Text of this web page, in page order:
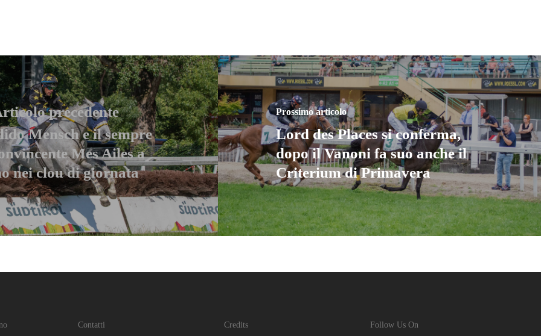
precedente
Mensch e il sempre
Mes Ailes a
nei clou di giornata
Prossimo articolo
Lord des Places si conferma,
dopo il Vanoni fa suo anche il
Criterium di Primavera
Contatti Credits Follow Us On